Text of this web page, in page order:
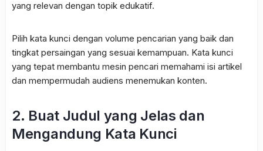
yang relevan dengan topik edukatif.
Pilih kata kunci dengan volume pencarian yang baik dan
tingkat persaingan yang sesuai kemampuan. Kata kunci
yang tepat membantu mesin pencari memahami isi artikel
dan mempermudah audiens menemukan konten.
2. Buat Judul yang Jelas dan
Mengandung Kata Kunci